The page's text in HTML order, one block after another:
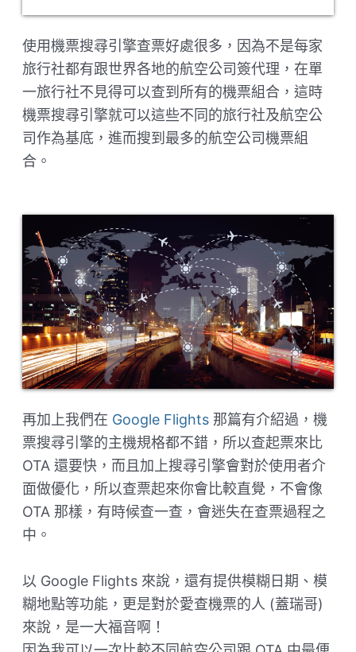
使用機票搜尋引擎查票好處很多，因為不是每家
旅行社都有跟世界各地的航空公司簽代理，在單
一旅行社不見得可以查到所有的機票組合，這時
機票搜尋引擎就可以這些不同的旅行社及航空公
司作為基底，進而搜到最多的航空公司機票組
合。
再加上我們在 Google Flights 那篇有介紹過，機
票搜尋引擎的主機規格都不錯，所以查起票來比
OTA 還要快，而且加上搜尋引擎會對於使用者介
面做優化，所以查票起來你會比較直覺，不會像
OTA 那樣，有時候查一查，會迷失在查票過程之
中。
以 Google Flights 來說，還有提供模糊日期、模
糊地點等功能，更是對於愛查機票的人 (蓋瑞哥)
來說，是一大福音啊！